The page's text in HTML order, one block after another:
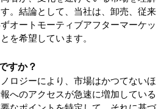
。結論として、当社は、卸売、従来
オートモーティブアフターマーケッ
を希望しています。
すか？
ロジーにより、市場はかつてないほ
へのアクセスが急速に増加している